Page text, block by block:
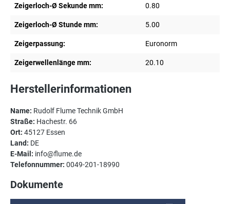
Zeigerloch-Ø Sekunde mm: 0.80
Zeigerloch-Ø Stunde mm: 5.00
Zeigerpassung: Euronorm
Zeigerwellenlänge mm: 20.10
Herstellerinformationen
Name: Rudolf Flume Technik GmbH
Straße: Hachestr. 66
Ort: 45127 Essen
Land: DE
E-Mail: info@flume.de
Telefonnummer: 0049-201-18990
Dokumente